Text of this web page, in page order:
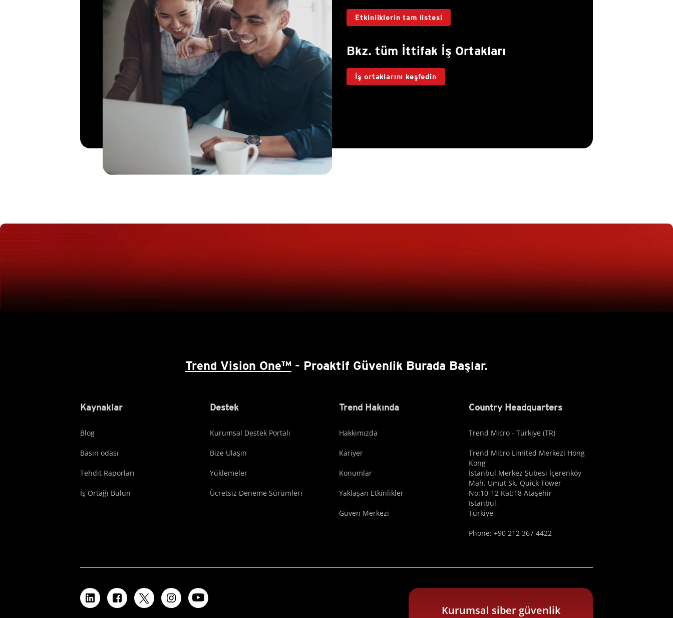
Etkinliklerin tam listesi
Bkz. tüm İttifak İş Ortakları
İş ortaklarını keşfedin
Trend Vision One™ - Proaktif Güvenlik Burada Başlar.
Kaynaklar
Blog
Basın odası
Tehdit Raporları
İş Ortağı Bulun
Destek
Kurumsal Destek Portalı
Bize Ulaşın
Yüklemeler
Ücretsiz Deneme Sürümleri
Trend Hakında
Hakkımızda
Kariyer
Konumlar
Yaklaşan Etkinlikler
Güven Merkezi
Country Headquarters
Trend Micro - Türkiye (TR)
Trend Micro Limited Merkezi Hong
Kong
İstanbul Merkez Şubesi İçerenköy
Mah. Umut Sk. Quick Tower
No:10-12 Kat:18 Ataşehir
Istanbul,
Türkiye
Phone: +90 212 367 4422
Kurumsal siber güvenlik